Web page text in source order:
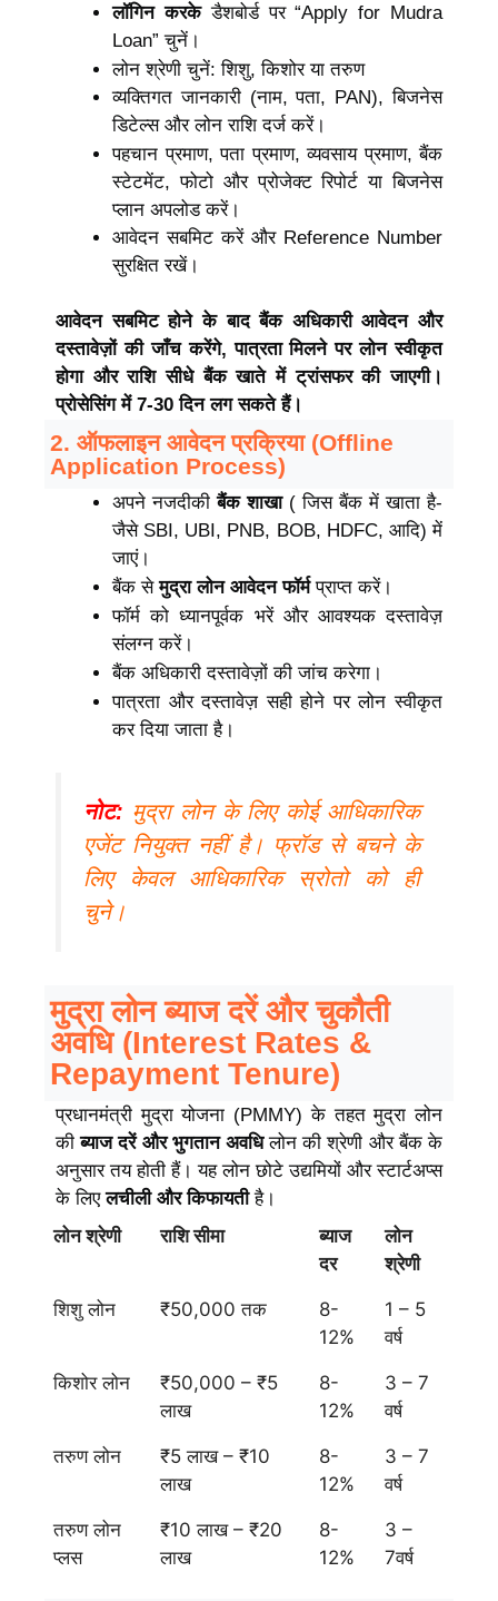
लॉगिन करकेडैशबोर्ड पर “Apply for Mudra
Loan” चुनें।
लोन श्रेणी चुनें: शिशु, किशोर या तरुण
व्यक्तिगत जानकारी (नाम, पता, PAN), बिजनेस
डिटेल्स और लोन राशि दर्ज करें।
पहचान प्रमाण, पता प्रमाण, व्यवसाय प्रमाण, बैंक
स्टेटमेंट, फोटो और प्रोजेक्ट रिपोर्ट या बिजनेस
प्लान अपलोड करें।
आवेदन सबमिट करें और Reference Number
सुरक्षित रखें।
आवेदन सबमिट होने के बाद बैंक अधिकारी आवेदन और
दस्तावेज़ों की जाँच करेंगे, पात्रता मिलने पर लोन स्वीकृत
होगा और राशि सीधे बैंक खाते में ट्रांसफर की जाएगी।
प्रोसेसिंग में 7-30 दिन लग सकते हैं।
2. ऑफलाइन आवेदन प्रक्रिया (Offline
Application Process)
अपने नजदीकीबैंक शाखा( जिस बैंक में खाता है-
जैसे SBI, UBI, PNB, BOB, HDFC, आदि) में
जाएं।
बैंक सेमुद्रा लोन आवेदन फॉर्मप्राप्त करें।
फॉर्म को ध्यानपूर्वक भरें और आवश्यक दस्तावेज़
संलग्न करें।
बैंक अधिकारी दस्तावेज़ों की जांच करेगा।
पात्रता और दस्तावेज़ सही होने पर लोन स्वीकृत
कर दिया जाता है।
नोट: मुद्रा लोन के लिए कोई आधिकारिक
एजेंट नियुक्त नहीं है। फ्रॉड से बचने के
लिए केवल आधिकारिक स्रोतो को ही
चुने।
मुद्रा लोन ब्याज दरें और चुकौती
अवधि (Interest Rates &
Repayment Tenure)
प्रधानमंत्री मुद्रा योजना (PMMY) के तहत मुद्रा लोन
कीब्याज दरें और भुगतान अवधिलोन की श्रेणी और बैंक के
अनुसार तय होती हैं। यह लोन छोटे उद्यमियों और स्टार्टअप्स
के लिएलचीली और किफायतीहै।
लोन श्रेणी राशि सीमा
ब्याज
दर
लोन
श्रेणी
शिशु लोन ₹50,000 तक
8-
12%
1 – 5
वर्ष
किशोर लोन
₹50,000 – ₹5
लाख
8-
12%
3 – 7
वर्ष
तरुण लोन
₹5 लाख – ₹10
लाख
8-
12%
3 – 7
वर्ष
तरुण लोन
प्लस
₹10 लाख – ₹20
लाख
8-
12%
3 –
7वर्ष